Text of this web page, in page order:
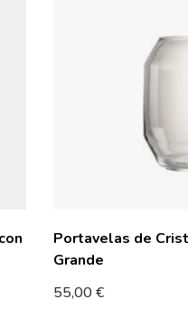
Portavelas de
Grande
55,00€